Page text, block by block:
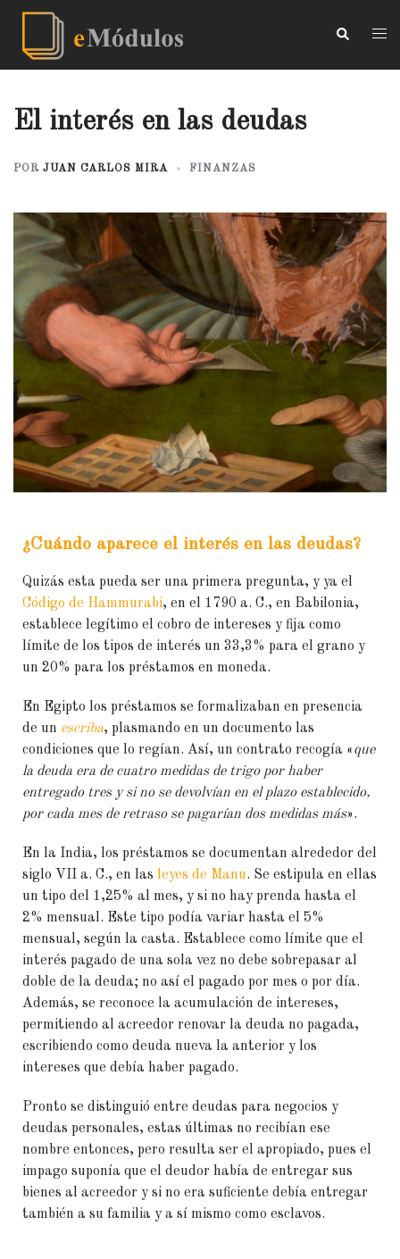
El interés en las deudas
POR JUAN CARLOS MIRA FINANZAS
¿Cuándo aparece el interés en las deudas?
Quizás esta pueda ser una primera pregunta, y ya el
Código de Hammurabi, en el 1790 a. C., en Babilonia,
establece legítimo el cobro de intereses y fija como
límite de los tipos de interés un 33,3% para el grano y
un 20% para los préstamos en moneda.
En Egipto los préstamos se formalizaban en presencia
de un escriba, plasmando en un documento las
condiciones que lo regían. Así, un contrato recogía «que
la deuda era de cuatro medidas de trigo por haber
entregado tres y si no se devolvían en el plazo establecido,
por cada mes de retraso se pagarían dos medidas más».
En la India, los préstamos se documentan alrededor del
siglo VII a. C., en las leyes de Manu. Se estipula en ellas
un tipo del 1,25% al mes, y si no hay prenda hasta el
2% mensual. Este tipo podía variar hasta el 5%
mensual, según la casta. Establece como límite que el
interés pagado de una sola vez no debe sobrepasar al
doble de la deuda; no así el pagado por mes o por día.
Además, se reconoce la acumulación de intereses,
permitiendo al acreedor renovar la deuda no pagada,
escribiendo como deuda nueva la anterior y los
intereses que debía haber pagado.
Pronto se distinguió entre deudas para negocios y
deudas personales, estas últimas no recibían ese
nombre entonces, pero resulta ser el apropiado, pues el
impago suponía que el deudor había de entregar sus
bienes al acreedor y si no era suficiente debía entregar
también a su familia y a sí mismo como esclavos.